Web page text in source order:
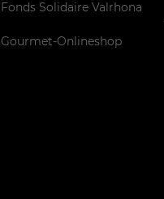
Fonds Solidaire Valrhona
Gourmet-Onlineshop